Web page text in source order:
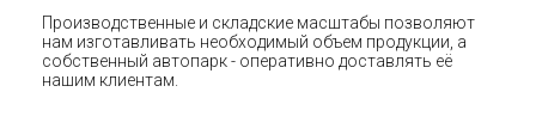
Производственные и складские масштабы позволяют
нам изготавливать необходимый объем продукции, а
собственный автопарк - оперативно доставлять её
нашим клиентам.